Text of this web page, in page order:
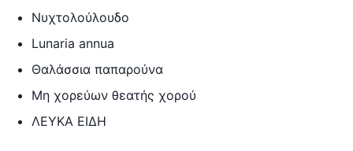
Νυχτολούλουδο
Lunaria annua
Θαλάσσια παπαρούνα
Μη χορεύων θεατής χορού
ΛΕΥΚΑ ΕΙΔΗ